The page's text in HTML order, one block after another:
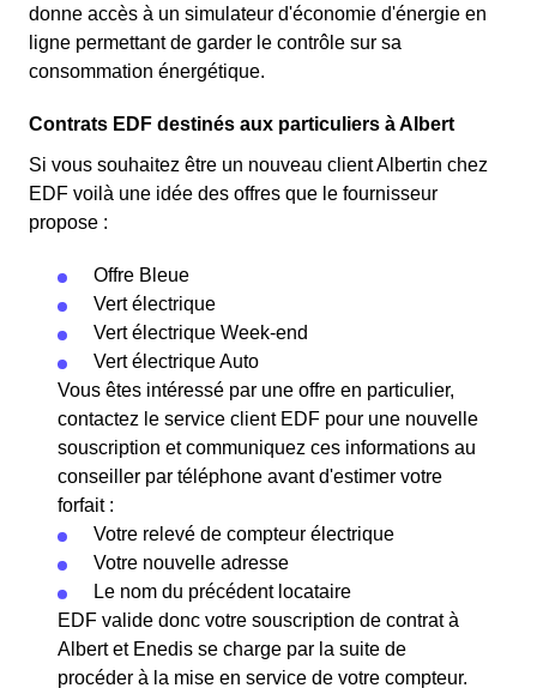
donne accès à un simulateur d'économie d'énergie en
ligne permettant de garder le contrôle sur sa
consommation énergétique.
Contrats EDF destinés aux particuliers à Albert
Si vous souhaitez être un nouveau client Albertin chez
EDF voilà une idée des offres que le fournisseur
propose :
Offre Bleue
Vert électrique
Vert électrique Week-end
Vert électrique Auto
Vous êtes intéressé par une offre en particulier,
contactez le service client EDF pour une nouvelle
souscription et communiquez ces informations au
conseiller par téléphone avant d'estimer votre
forfait :
Votre relevé de compteur électrique
Votre nouvelle adresse
Le nom du précédent locataire
EDF valide donc votre souscription de contrat à
Albert et Enedis se charge par la suite de
procéder à la mise en service de votre compteur.